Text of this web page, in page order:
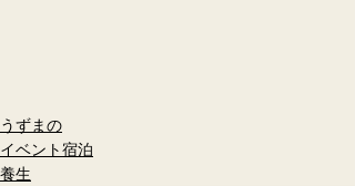
うずまの
イベント宿泊
養生